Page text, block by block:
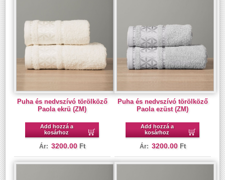
Puha és nedvszívó törölköző
Paola ekrü (ZM)
Add hozzá a
kosárhoz
Ár: 3200.00 Ft
Puha és nedvszívó törölköző
Paola ezüst (ZM)
Add hozzá a
kosárhoz
Ár: 3200.00 Ft